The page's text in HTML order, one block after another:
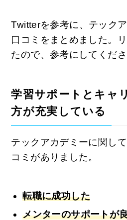
Twitterを参考に、テック
口コミをまとめました。
たので、参考にしてくださ
学習サポートとキャ
方が充実している
テックアカデミーに関し
コミがありました。
転職に成功した
メンターのサポートが